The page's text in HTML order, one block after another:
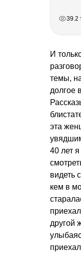
39.2
И
темы,
долгое
эта
40 лет
видеть
кем в
другой